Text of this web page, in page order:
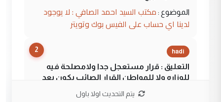
الموضوع : مكتب السيد احمد الصافي : لا يوجود
لدينا اي حساب على الفيس بوك وتويتر
2 hadi
التعليق : قرار مستعجل جدا ولامصلحة فيه
للوزاره ولا للمواطن القرار الصائب يكون بعد
يتم التحديث اولا باول